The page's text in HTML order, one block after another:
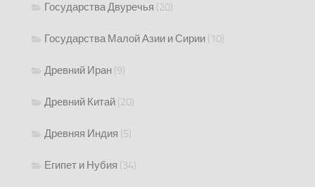
Государства Двуречья (20)
Государства Малой Азии и Сирии (10)
Древний Иран (9)
Древний Китай (20)
Древняя Индия (5)
Египет и Нубия (34)